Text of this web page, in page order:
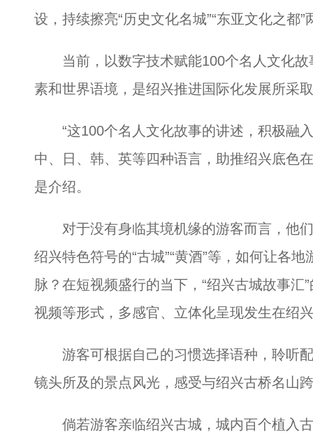
设，持续擦亮“历史文化名城”“东亚文化之都”
当前，以数字技术赋能100个名人文化故
素和世界语境，是绍兴推进国际化发展所采
“这100个名人文化故事的讲述，积极融
中、日、韩、英等四种语言，助推绍兴底色
是介绍。
对于没有身临其境机缘的游客而言，他们
绍兴特色符号的“古城”“黄酒”等，如何让各
脉？在短视频盛行的当下，“绍兴古城故事汇
视频等形式，多感官、立体化呈现发生在绍
游客可根据自己的习惯选择语种，聆听配
镜头所及的景点风光，感受与绍兴古桥名山
倘若游客亲临绍兴古城，城内百个植入古